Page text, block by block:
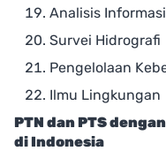
Analisis
Survei Hidrografi
Pengelolaan
Ilmu Lingkungan
PTN dan PTS
di Indonesia